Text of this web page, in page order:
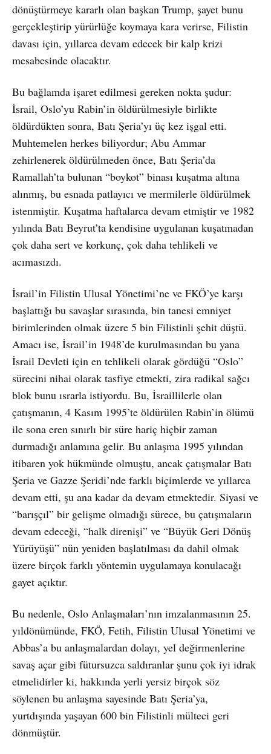
dönüştürmeye kararlı olan başkan Trump, şayet bunu
gerçekleştirip yürürlüğe koymaya kara verirse, Filistin
davası için, yıllarca devam edecek bir kalp krizi
mesabesinde olacaktır.
Bu bağlamda işaret edilmesi gereken nokta şudur:
İsrail, Oslo’yu Rabin’in öldürülmesiyle birlikte
öldürdükten sonra, Batı Şeria’yı üç kez işgal etti.
Muhtemelen herkes biliyordur; Abu Ammar
zehirlenerek öldürülmeden önce, Batı Şeria’da
Ramallah’ta bulunan “boykot” binası kuşatma altına
alınmış, bu esnada patlayıcı ve mermilerle öldürülmek
istenmiştir. Kuşatma haftalarca devam etmiştir ve 1982
yılında Batı Beyrut’ta kendisine uygulanan kuşatmadan
çok daha sert ve korkunç, çok daha tehlikeli ve
acımasızdı.
İsrail’in Filistin Ulusal Yönetimi’ne ve FKÖ’ye karşı
başlattığı bu savaşlar sırasında, bin tanesi emniyet
birimlerinden olmak üzere 5 bin Filistinli şehit düştü.
Amacı ise, İsrail’in 1948’de kurulmasından bu yana
İsrail Devleti için en tehlikeli olarak gördüğü “Oslo”
sürecini nihai olarak tasfiye etmekti, zira radikal sağcı
blok bunu ısrarla istiyordu. Bu, İsraillilerle olan
çatışmanın, 4 Kasım 1995’te öldürülen Rabin’in ölümü
ile sona eren sınırlı bir süre hariç hiçbir zaman
durmadığı anlamına gelir. Bu anlaşma 1995 yılından
itibaren yok hükmünde olmuştu, ancak çatışmalar Batı
Şeria ve Gazze Şeridi’nde farklı biçimlerde ve yıllarca
devam etti, şu ana kadar da devam etmektedir. Siyasi ve
“barışçıl” bir gelişme olmadığı sürece, bu çatışmaların
devam edeceği, “halk direnişi” ve “Büyük Geri Dönüş
Yürüyüşü” nün yeniden başlatılması da dahil olmak
üzere birçok farklı yöntemin uygulamaya konulacağı
gayet açıktır.
Bu nedenle, Oslo Anlaşmaları’nın imzalanmasının 25.
yıldönümünde, FKÖ, Fetih, Filistin Ulusal Yönetimi ve
Abbas’a bu anlaşmalardan dolayı, yel değirmenlerine
savaş açar gibi fütursuzca saldıranlar şunu çok iyi idrak
etmelidirler ki, hakkında yerli yersiz birçok söz
söylenen bu anlaşma sayesinde Batı Şeria’ya,
yurtdışında yaşayan 600 bin Filistinli mülteci geri
dönmüştür.